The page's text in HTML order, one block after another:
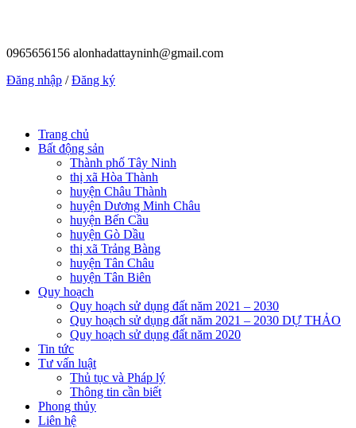
0965656156 alonhadattayninh@gmail.com
Đăng nhập /Đăng ký
Trang chủ
Bất động sản
Thành phố Tây Ninh
thị xã Hòa Thành
huyện Châu Thành
huyện Dương Minh Châu
huyện Bến Cầu
huyện Gò Dầu
thị xã Trảng Bàng
huyện Tân Châu
huyện Tân Biên
Quy hoạch
Quy hoạch sử dụng đất năm 2021 – 2030
Quy hoạch sử dụng đất năm 2021 – 2030 DỰ THẢO
Quy hoạch sử dụng đất năm 2020
Tin tức
Tư vấn luật
Thủ tục và Pháp lý
Thông tin cần biết
Phong thủy
Liên hệ